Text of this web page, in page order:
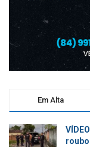
Em Alta